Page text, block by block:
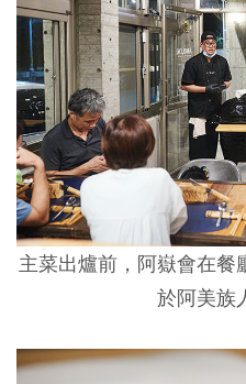
主菜出爐前，阿嶽會在
於阿美族